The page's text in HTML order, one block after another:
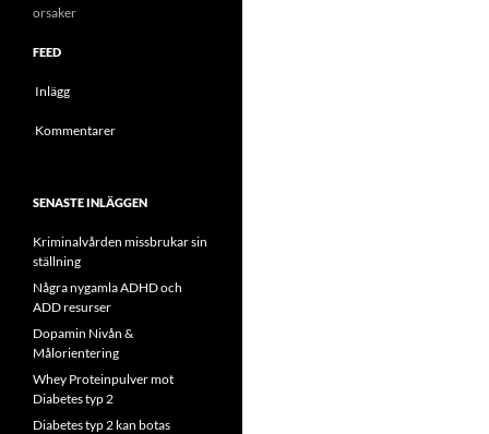
orsaker
FEED
Inlägg
Kommentarer
SENASTE INLÄGGEN
Kriminalvården missbrukar sin
ställning
Några nygamla ADHD och
ADD resurser
Dopamin Nivån &
Målorientering
Whey Proteinpulver mot
Diabetes typ 2
Diabetes typ 2 kan botas